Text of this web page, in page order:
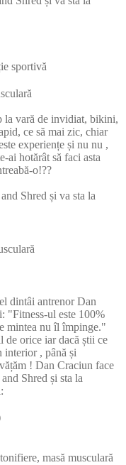
sportivă
la vară de invidiat, bikini,
ce să mai zic, chiar
experiențe și nu nu ,
ai hotărât să faci asta
o!??
Shred și va sta la
dintâi antrenor Dan
"Fitness-ul este 100%
mintea nu îl împinge."
de orice iar dacă știi ce
interior , până și
! Dan Craciun face
Shred și sta la
masă musculară